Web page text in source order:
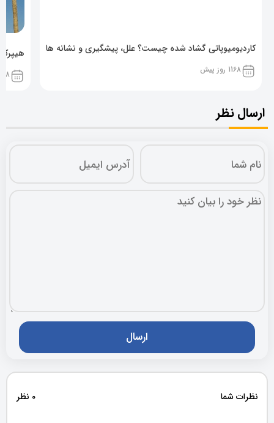
کاردیومیوپاتی گشاد شده چیست؟ علل، پیشگیری و نشانه ها
1168 روز پیش 1168
ارسال نظر
نظرات شما 0 نظر